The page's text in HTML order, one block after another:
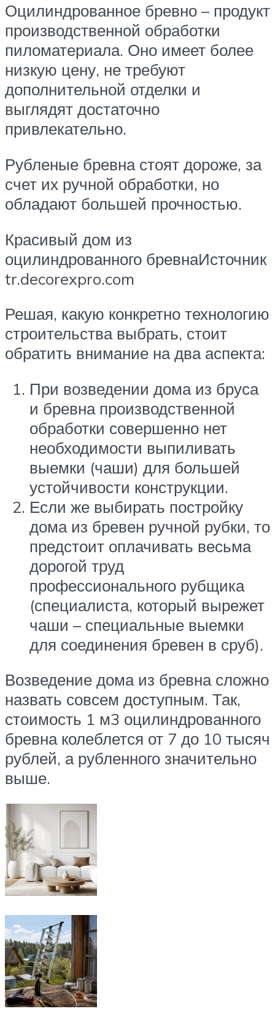
Оцилиндрованное бревно – продукт
производственной обработки
пиломатериала. Оно имеет более
низкую цену, не требуют
дополнительной отделки и
выглядят достаточно
привлекательно.
Рубленые бревна стоят дороже, за
счет их ручной обработки, но
обладают большей прочностью.
Красивый дом из
оцилиндрованного бревнаИсточник
tr.decorexpro.com
Решая, какую конкретно технологию
строительства выбрать, стоит
обратить внимание на два аспекта:
При возведении дома из бруса
и бревна производственной
обработки совершенно нет
необходимости выпиливать
выемки (чаши) для большей
устойчивости конструкции.
Если же выбирать постройку
дома из бревен ручной рубки, то
предстоит оплачивать весьма
дорогой труд
профессионального рубщика
(специалиста, который вырежет
чаши – специальные выемки
для соединения бревен в сруб).
Возведение дома из бревна сложно
назвать совсем доступным. Так,
стоимость 1 м3 оцилиндрованного
бревна колеблется от 7 до 10 тысяч
рублей, а рубленного значительно
выше.